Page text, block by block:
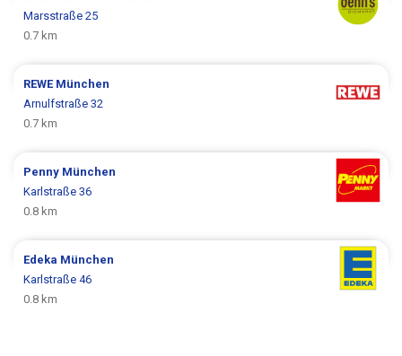
Marsstraße 25
0.7 km
REWE München
Arnulfstraße 32
0.7 km
Penny München
Karlstraße 36
0.8 km
Edeka München
Karlstraße 46
0.8 km